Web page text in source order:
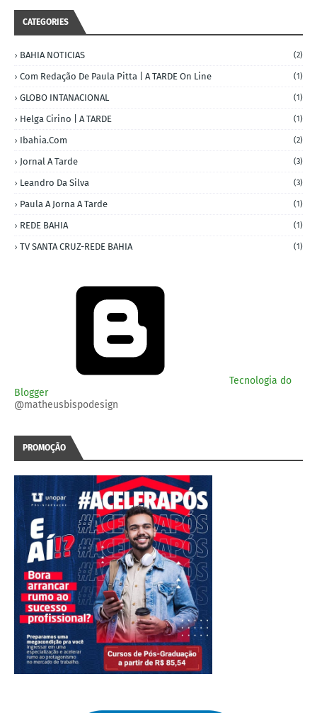
CATEGORIES
BAHIA NOTICIAS (2)
Com Redação De Paula Pitta | A TARDE On Line (1)
GLOBO INTANACIONAL (1)
Helga Cirino | A TARDE (1)
Ibahia.com (2)
Jornal A Tarde (3)
Leandro Da Silva (3)
Paula A Jorna A Tarde (1)
REDE BAHIA (1)
TV SANTA CRUZ-REDE BAHIA (1)
Tecnologia do
Blogger
@matheusbispodesign
PROMOÇÃO